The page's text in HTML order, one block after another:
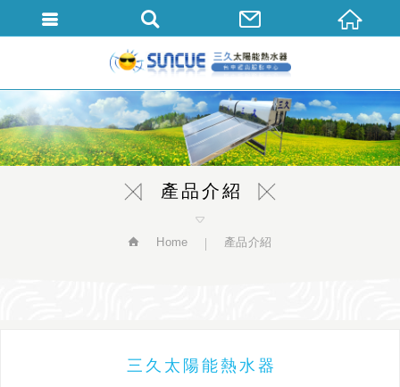
產品介紹
Home 產品介紹
三久太陽能熱水器
繁體中文